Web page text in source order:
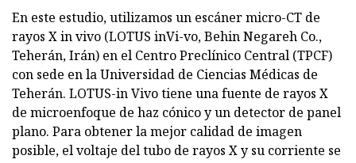
En este estudio, utilizamos un escáner micro-CT de
rayos X in vivo (LOTUS inVi-vo, Behin Negareh Co.,
Teherán, Irán) en el Centro Preclínico Central (TPCF)
con sede en la Universidad de Ciencias Médicas de
Teherán. LOTUS-in Vivo tiene una fuente de rayos X
de microenfoque de haz cónico y un detector de panel
plano. Para obtener la mejor calidad de imagen
posible, el voltaje del tubo de rayos X y su corriente se